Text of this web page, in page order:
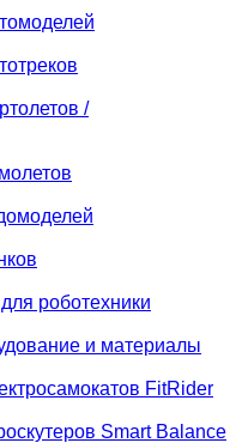
/
роботехники
и материалы
FitRider
Smart Balance